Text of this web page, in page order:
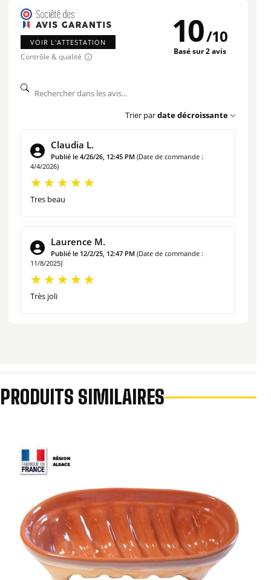
100 % MADE IN ALSACE
Beurrier décor Petites Fleurs
fabriqué à la main par les
produit unique et authentique.
assure une conservation
odeurs.
décor petite fleur rouge du beurrier
apporte une touche charmante et colorée à votre
cuisine.
beurrier en poterie alsacienne, le
décor petites fleursest l’idéal pour présenter votre
kouglof.
VOIR L'ATTESTATION
Contrôle & qualité
10/10
Basé sur 2 avis
Trier pardate décroissante
Claudia L.
Publié le 4/26/26, 12:45 PM (Date de commande :
4/4/2026)
Tres beau
Laurence M.
Publié le 12/2/25, 12:47 PM (Date de commande :
11/8/2025)
Très joli
PRODUITS SIMILAIRES